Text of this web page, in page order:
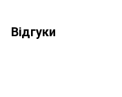
Відгуки